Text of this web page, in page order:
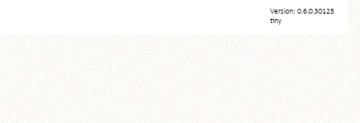
Version: 0.6.0.30125
tiny